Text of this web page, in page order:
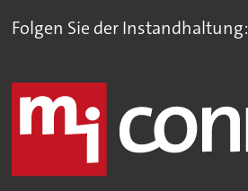
Folgen Sie der Instandhaltung: